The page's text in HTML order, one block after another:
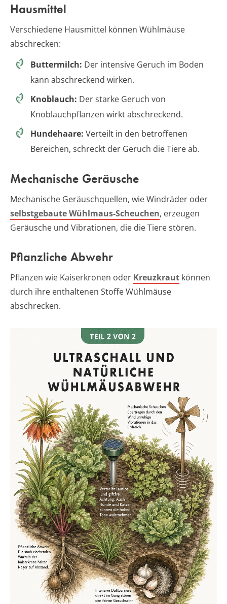
Hausmittel
Verschiedene Hausmittel können Wühlmäuse
abschrecken:
Buttermilch: Der intensive Geruch im Boden
kann abschreckend wirken.
Knoblauch: Der starke Geruch von
Knoblauchpflanzen wirkt abschreckend.
Hundehaare: Verteilt in den betroffenen
Bereichen, schreckt der Geruch die Tiere ab.
Mechanische Geräusche
Mechanische Geräuschquellen, wie Windräder oder
selbstgebaute Wühlmaus-Scheuchen, erzeugen
Geräusche und Vibrationen, die die Tiere stören.
Pflanzliche Abwehr
Pflanzen wie Kaiserkronen oder Kreuzkraut können
durch ihre enthaltenen Stoffe Wühlmäuse
abschrecken.